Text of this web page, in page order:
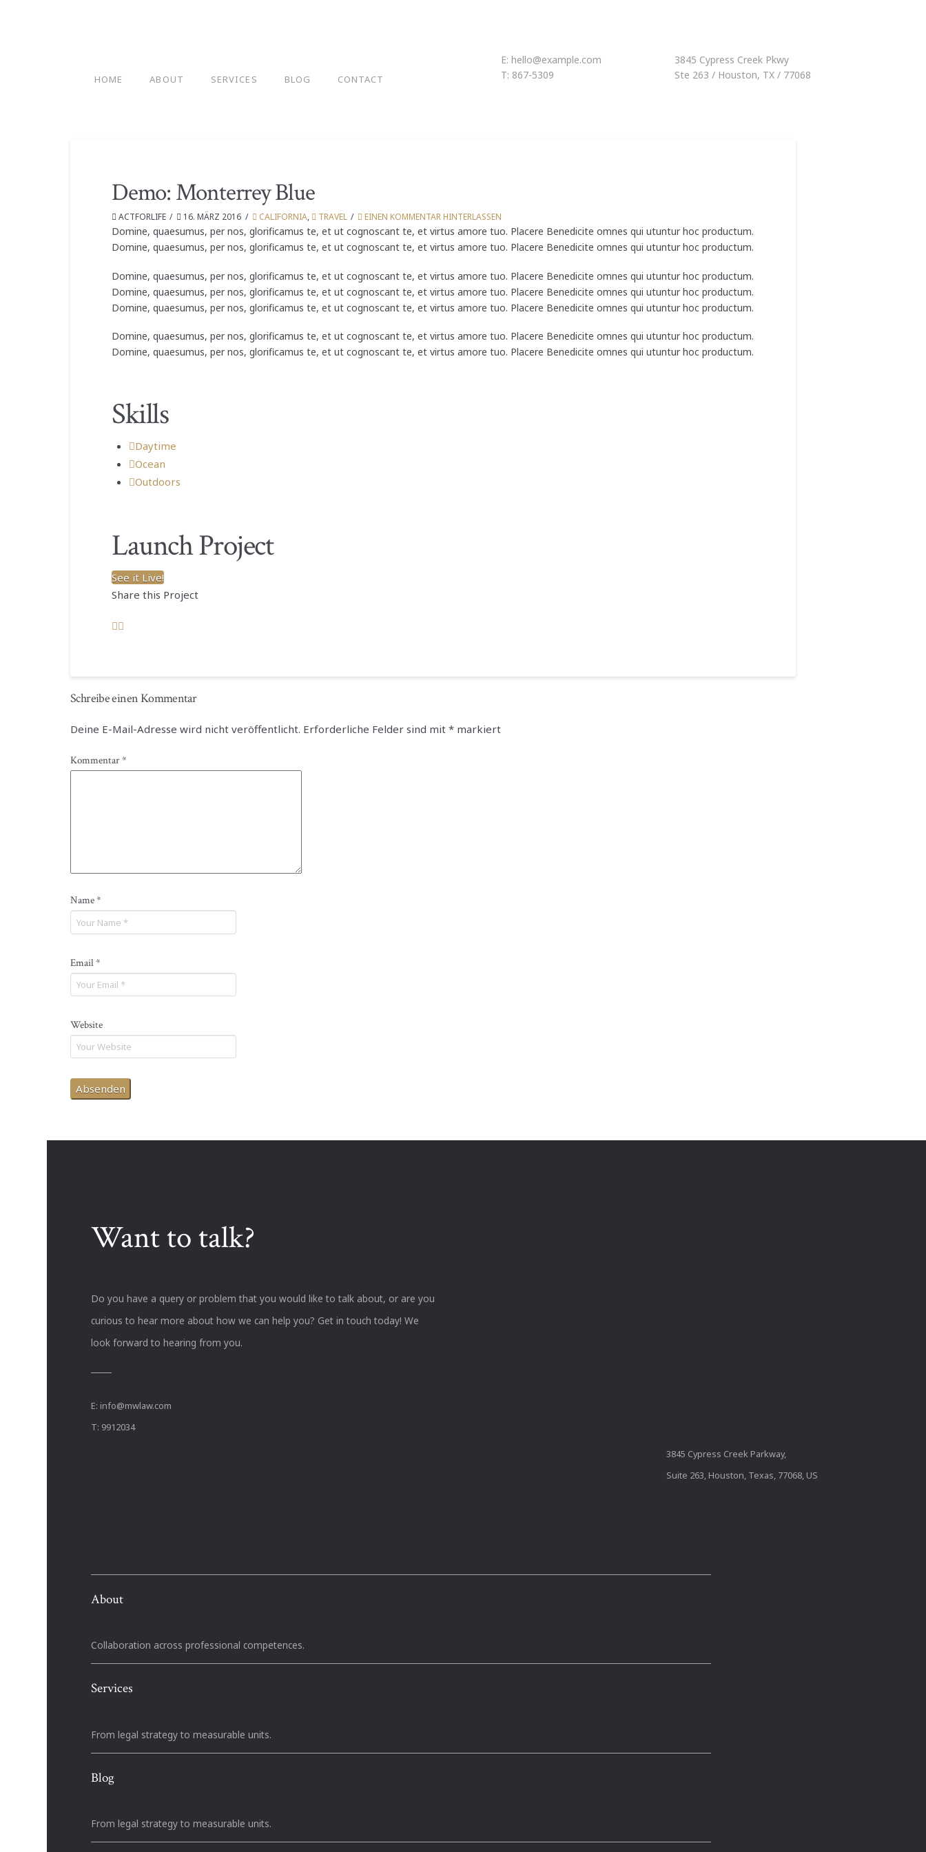
E: hello@example.com
T: 867-5309
3845 Cypress Creek Pkwy
Ste 263 / Houston, TX / 77068
HOME ABOUT SERVICES BLOG CONTACT
Demo: Monterrey Blue
ACTFORLIFE 16. MÄRZ 2016 CALIFORNIA, TRAVEL EINEN KOMMENTAR HINTERLASSEN
Domine, quaesumus, per nos, glorificamus te, et ut cognoscant te, et virtus amore tuo. Placere Benedicite omnes qui utuntur hoc productum.
Domine, quaesumus, per nos, glorificamus te, et ut cognoscant te, et virtus amore tuo. Placere Benedicite omnes qui utuntur hoc productum.
Domine, quaesumus, per nos, glorificamus te, et ut cognoscant te, et virtus amore tuo. Placere Benedicite omnes qui utuntur hoc productum.
Domine, quaesumus, per nos, glorificamus te, et ut cognoscant te, et virtus amore tuo. Placere Benedicite omnes qui utuntur hoc productum.
Domine, quaesumus, per nos, glorificamus te, et ut cognoscant te, et virtus amore tuo. Placere Benedicite omnes qui utuntur hoc productum.
Domine, quaesumus, per nos, glorificamus te, et ut cognoscant te, et virtus amore tuo. Placere Benedicite omnes qui utuntur hoc productum.
Domine, quaesumus, per nos, glorificamus te, et ut cognoscant te, et virtus amore tuo. Placere Benedicite omnes qui utuntur hoc productum.
Skills
Daytime
Ocean
Outdoors
Launch Project
See it Live!
Share this Project
Schreibe einen Kommentar
Deine E-Mail-Adresse wird nicht veröffentlicht. Erforderliche Felder sind mit * markiert
Kommentar*
Name*
Email*
Website
Want to talk?
Do you have a query or problem that you would like to talk about, or are you
curious to hear more about how we can help you? Get in touch today! We
look forward to hearing from you.
E: info@mwlaw.com
T: 9912034
3845 Cypress Creek Parkway,
Suite 263, Houston, Texas, 77068, US
About
Collaboration across professional competences.
Services
From legal strategy to measurable units.
Blog
From legal strategy to measurable units.